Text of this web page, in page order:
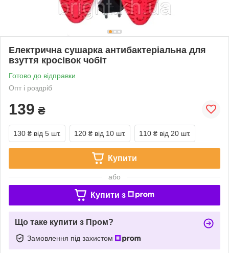
Електрична сушарка антибактеріальна для
взуття кросівок чобіт
Готово до відправки
Опт і роздріб
139 ₴
130 ₴ від 5 шт. 120 ₴ від 10 шт. 110 ₴ від 20 шт.
Купити
або
Купити з
Що таке купити з Пром?
Замовлення під захистом